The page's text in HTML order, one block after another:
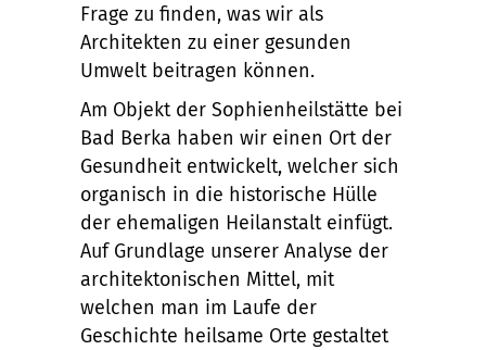
Frage zu finden, was wir als
Architekten zu einer gesunden
Umwelt beitragen können.
Am Objekt der Sophienheilstätte bei
Bad Berka haben wir einen Ort der
Gesundheit entwickelt, welcher sich
organisch in die historische Hülle
der ehemaligen Heilanstalt einfügt.
Auf Grundlage unserer Analyse der
architektonischen Mittel, mit
welchen man im Laufe der
Geschichte heilsame Orte gestaltet